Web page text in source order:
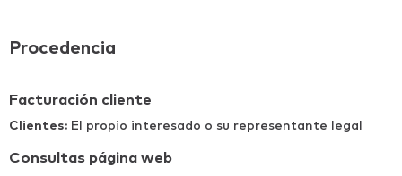
Procedencia
Facturación cliente
Clientes: El propio interesado o su representante legal
Consultas página web